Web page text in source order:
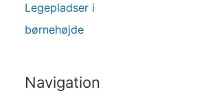
Legepladser i
børnehøjde
Navigation